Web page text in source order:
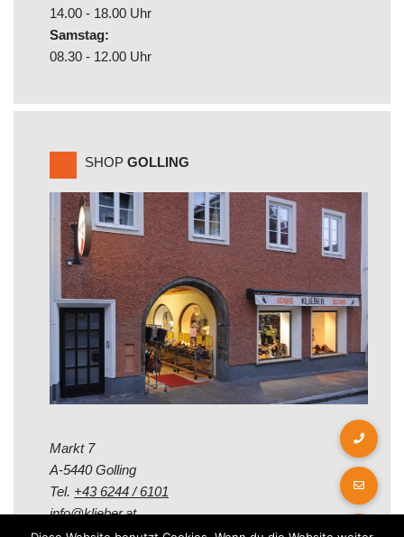
14.00 - 18.00 Uhr
Samstag:
08.30 - 12.00 Uhr
SHOP GOLLING
Markt 7
A-5440 Golling
Tel. +43 6244 / 6101
info@klieber.at